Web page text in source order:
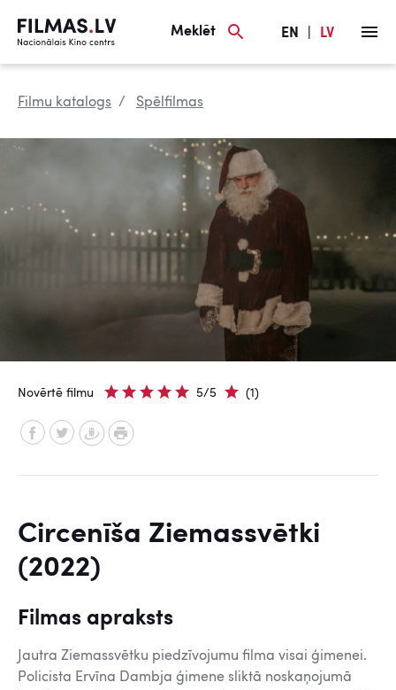
Meklēt EN LV
Filmu katalogs Spēlfilmas
Novērtē filmu 5/5 (1)
Circenīša Ziemassvētki
(2022)
Filmas apraksts
Jautra Ziemassvētku piedzīvojumu filma visai ģimenei.
Policista Ervīna Dambja ģimene sliktā noskaņojumā